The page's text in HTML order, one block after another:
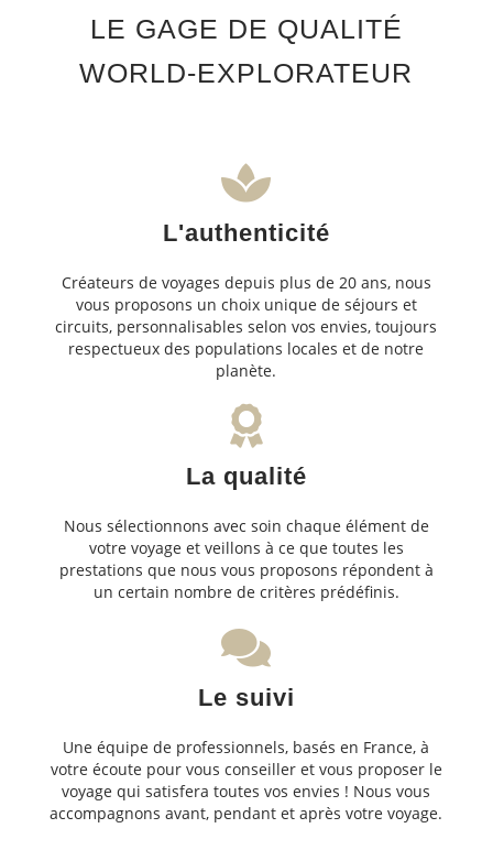
LE GAGE DE QUALITÉ
WORLD-EXPLORATEUR
L'authenticité
Créateurs de voyages depuis plus de 20 ans, nous
vous proposons un choix unique de séjours et
circuits, personnalisables selon vos envies, toujours
respectueux des populations locales et de notre
planète.
La qualité
Nous sélectionnons avec soin chaque élément de
votre voyage et veillons à ce que toutes les
prestations que nous vous proposons répondent à
un certain nombre de critères prédéfinis.
Le suivi
Une équipe de professionnels, basés en France, à
votre écoute pour vous conseiller et vous proposer le
voyage qui satisfera toutes vos envies ! Nous vous
accompagnons avant, pendant et après votre voyage.